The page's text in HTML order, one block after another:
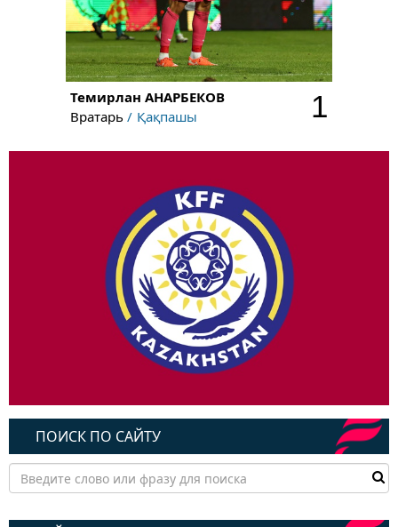
Темирлан АНАРБЕКОВ
Вратарь
Қақпашы 1
ПОИСК ПО САЙТУ